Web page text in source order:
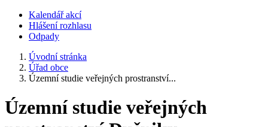
Kalendář akcí
Hlášení rozhlasu
Odpady
Úvodní stránka
Úřad obce
Územní studie veřejných prostranství...
Územní studie veřejných